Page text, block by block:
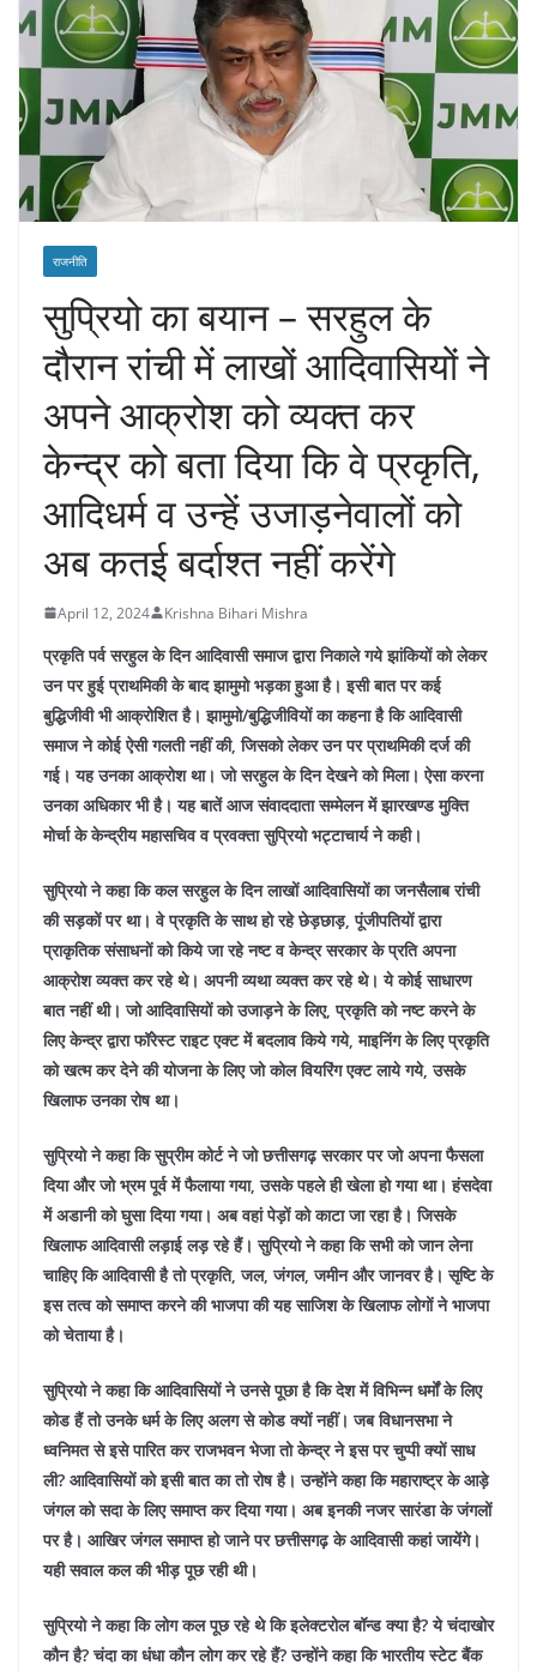
राजनीति
सुप्रियो का बयान – सरहुल के
दौरान रांची में लाखों आदिवासियों ने
अपने आक्रोश को व्यक्त कर
केन्द्र को बता दिया कि वे प्रकृति,
आदिधर्म व उन्हें उजाड़नेवालों को
अब कतई बर्दाश्त नहीं करेंगे
April 12, 2024 Krishna Bihari Mishra
प्रकृति पर्व सरहुल के दिन आदिवासी समाज द्वारा निकाले गये झांकियों को लेकर
उन पर हुई प्राथमिकी के बाद झामुमो भड़का हुआ है। इसी बात पर कई
बुद्धिजीवी भी आक्रोशित है। झामुमो/बुद्धिजीवियों का कहना है कि आदिवासी
समाज ने कोई ऐसी गलती नहीं की, जिसको लेकर उन पर प्राथमिकी दर्ज की
गई। यह उनका आक्रोश था। जो सरहुल के दिन देखने को मिला। ऐसा करना
उनका अधिकार भी है। यह बातें आज संवाददाता सम्मेलन में झारखण्ड मुक्ति
मोर्चा के केन्द्रीय महासचिव व प्रवक्ता सुप्रियो भट्टाचार्य ने कही।
सुप्रियो ने कहा कि कल सरहुल के दिन लाखों आदिवासियों का जनसैलाब रांची
की सड़कों पर था। वे प्रकृति के साथ हो रहे छेड़छाड़, पूंजीपतियों द्वारा
प्राकृतिक संसाधनों को किये जा रहे नष्ट व केन्द्र सरकार के प्रति अपना
आक्रोश व्यक्त कर रहे थे। अपनी व्यथा व्यक्त कर रहे थे। ये कोई साधारण
बात नहीं थी। जो आदिवासियों को उजाड़ने के लिए, प्रकृति को नष्ट करने के
लिए केन्द्र द्वारा फॉरेस्ट राइट एक्ट में बदलाव किये गये, माइनिंग के लिए प्रकृति
को खत्म कर देने की योजना के लिए जो कोल वियरिंग एक्ट लाये गये, उसके
खिलाफ उनका रोष था।
सुप्रियो ने कहा कि सुप्रीम कोर्ट ने जो छत्तीसगढ़ सरकार पर जो अपना फैसला
दिया और जो भ्रम पूर्व में फैलाया गया, उसके पहले ही खेला हो गया था। हंसदेवा
में अडानी को घुसा दिया गया। अब वहां पेड़ों को काटा जा रहा है। जिसके
खिलाफ आदिवासी लड़ाई लड़ रहे हैं। सुप्रियो ने कहा कि सभी को जान लेना
चाहिए कि आदिवासी है तो प्रकृति, जल, जंगल, जमीन और जानवर है। सृष्टि के
इस तत्व को समाप्त करने की भाजपा की यह साजिश के खिलाफ लोगों ने भाजपा
को चेताया है।
सुप्रियो ने कहा कि आदिवासियों ने उनसे पूछा है कि देश में विभिन्न धर्मों के लिए
कोड हैं तो उनके धर्म के लिए अलग से कोड क्यों नहीं। जब विधानसभा ने
ध्वनिमत से इसे पारित कर राजभवन भेजा तो केन्द्र ने इस पर चुप्पी क्यों साध
ली? आदिवासियों को इसी बात का तो रोष है।उन्होंने कहा कि महाराष्ट्र के आड़े
जंगल को सदा के लिए समाप्त कर दिया गया। अब इनकी नजर सारंडा के जंगलों
पर है। आखिर जंगल समाप्त हो जाने पर छत्तीसगढ़ के आदिवासी कहां जायेंगे।
यही सवाल कल की भीड़ पूछ रही थी।
सुप्रियो ने कहा कि लोग कल पूछ रहे थे कि इलेक्टरोल बॉन्ड क्या है? ये चंदाखोर
कौन है? चंदा का धंधा कौन लोग कर रहे हैं? उन्होंने कहा कि भारतीय स्टेट बैंक